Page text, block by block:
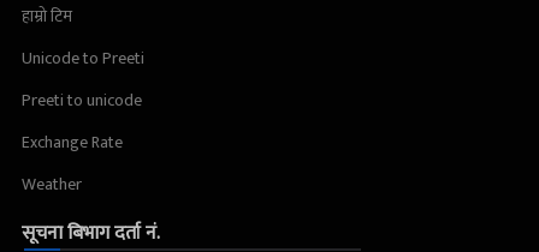
हाम्रो टिम
Unicode to Preeti
Preeti to unicode
Exchange Rate
Weather
सूचना बिभाग दर्ता नं.